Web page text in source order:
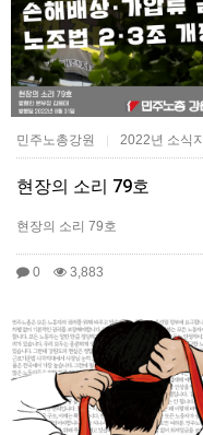
민주노총강원 | 2022년 소식지
현장의 소리 79호
현장의 소리 79호
0 3,883